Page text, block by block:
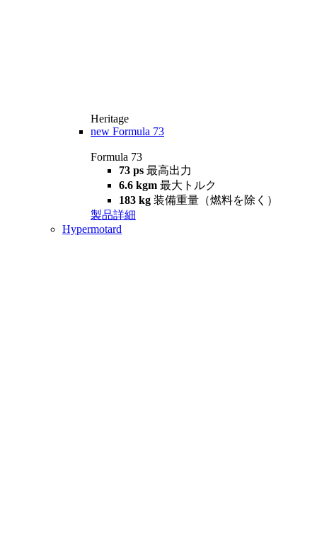
Heritage
new Formula 73
Formula 73
73 ps 最高出力
6.6 kgm 最大トルク
183 kg 装備重量（燃料を除く）
製品詳細
Hypermotard